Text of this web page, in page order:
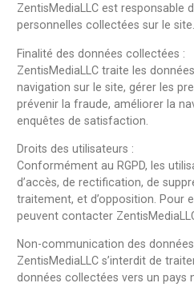
ZentisMediaLLC est responsable
personnelles collectées sur le site.
Finalité des données collectées :
ZentisMediaLLC traite les
navigation sur le site, gérer les
prévenir la fraude, améliorer la
enquêtes de satisfaction.
Droits des utilisateurs :
Conformément au RGPD, les
d’accès, de rectification, de
traitement, et d’opposition. Pour
peuvent contacter
Non-communication des
ZentisMediaLLC s’interdit de
données collectées vers un pays